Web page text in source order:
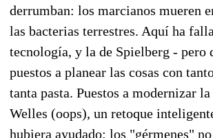
derrumban: los marcianos mueren
las bacterias terrestres. Aquí ha
tecnología, y la de Spielberg - pero
puestos a planear las cosas con
tanta pasta. Puestos a modernizar
Welles (oops), un retoque
hubiera ayudado: los "gérmenes"